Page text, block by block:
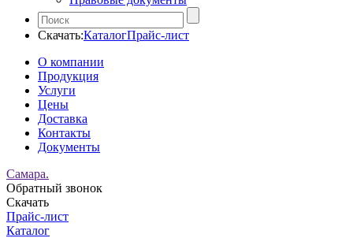
Скачать:КаталогПрайс-лист
О компании
Продукция
Услуги
Цены
Доставка
Контакты
Документы
Самара.
Обратный звонок
Скачать
Прайс-лист
Каталог